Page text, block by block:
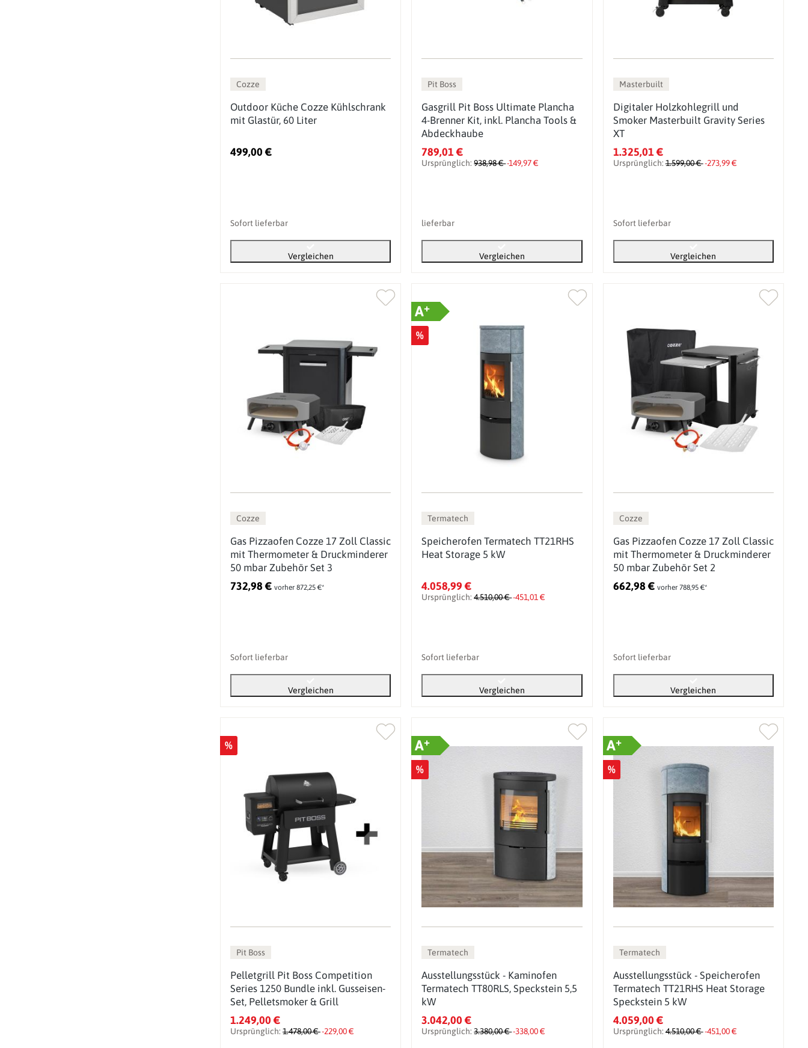
Cozze
Outdoor Küche Cozze Kühlschrank
mit Glastür, 60 Liter
499,00 €
Sofort lieferbar
Vergleichen
Pit Boss
Gasgrill Pit Boss Ultimate Plancha
4-Brenner Kit, inkl. Plancha Tools &
Abdeckhaube
789,01 €
Ursprünglich:938,98 €-149,97 €
lieferbar
Vergleichen
Masterbuilt
Digitaler Holzkohlegrill und
Smoker Masterbuilt Gravity Series
XT
1.325,01 €
Ursprünglich:1.599,00 €-273,99 €
Sofort lieferbar
Vergleichen
Cozze
Gas Pizzaofen Cozze 17 Zoll Classic
mit Thermometer & Druckminderer
50 mbar Zubehör Set 3
732,98 € vorher 872,25 €*
Sofort lieferbar
Vergleichen
A+
%
Termatech
Speicherofen Termatech TT21RHS
Heat Storage 5 kW
4.058,99 €
Ursprünglich:4.510,00 €-451,01 €
Sofort lieferbar
Vergleichen
Cozze
Gas Pizzaofen Cozze 17 Zoll Classic
mit Thermometer & Druckminderer
50 mbar Zubehör Set 2
662,98 € vorher 788,95 €*
Sofort lieferbar
Vergleichen
%
Pit Boss
Pelletgrill Pit Boss Competition
Series 1250 Bundle inkl. Gusseisen-
Set, Pelletsmoker & Grill
1.249,00 €
Ursprünglich: 1.478,00 €-229,00 €
A+
%
Termatech
Ausstellungsstück - Kaminofen
Termatech TT80RLS, Speckstein 5,5
kW
3.042,00 €
Ursprünglich:3.380,00 €-338,00 €
A+
%
Termatech
Ausstellungsstück - Speicherofen
Termatech TT21RHS Heat Storage
Speckstein 5 kW
4.059,00 €
Ursprünglich:4.510,00 €-451,00 €